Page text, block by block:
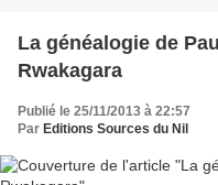
La généalogie de
Rwakagara
Publié le 25/11/2013 à 22:57
Par Editions Sources du Nil